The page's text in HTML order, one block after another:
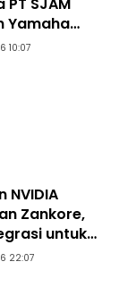
SJAM
Yamaha
ke-81
10:07
NVIDIA
Zankore,
untuk
22:07